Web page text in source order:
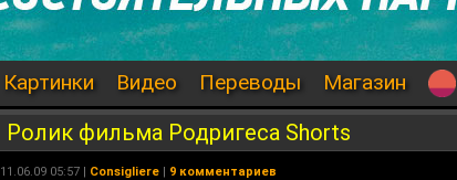
Картинки Видео Переводы Магазин
Ролик фильма Родригеса Shorts
11.06.09 05:57 | Consigliere | 9 комментариев